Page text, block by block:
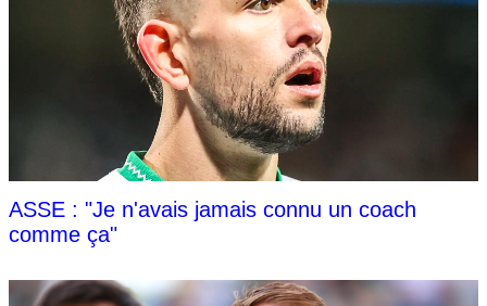
ASSE : "Je n'avais jamais connu un coach
comme ça"